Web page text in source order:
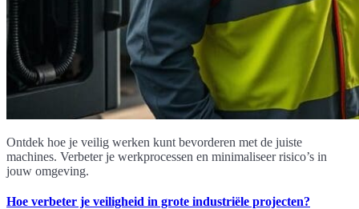
Ontdek hoe je veilig werken kunt bevorderen met de juiste
machines. Verbeter je werkprocessen en minimaliseer risico’s in
jouw omgeving.
Hoe verbeter je veiligheid in grote industriële projecten?